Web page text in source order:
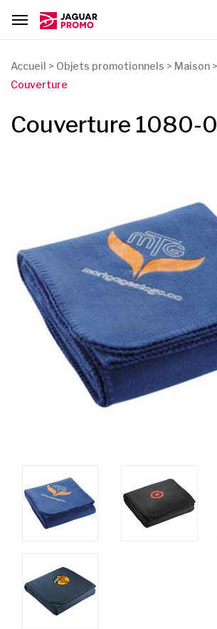
Accueil > Objets promotionnels > Maison >
Couverture
Couverture 1080-